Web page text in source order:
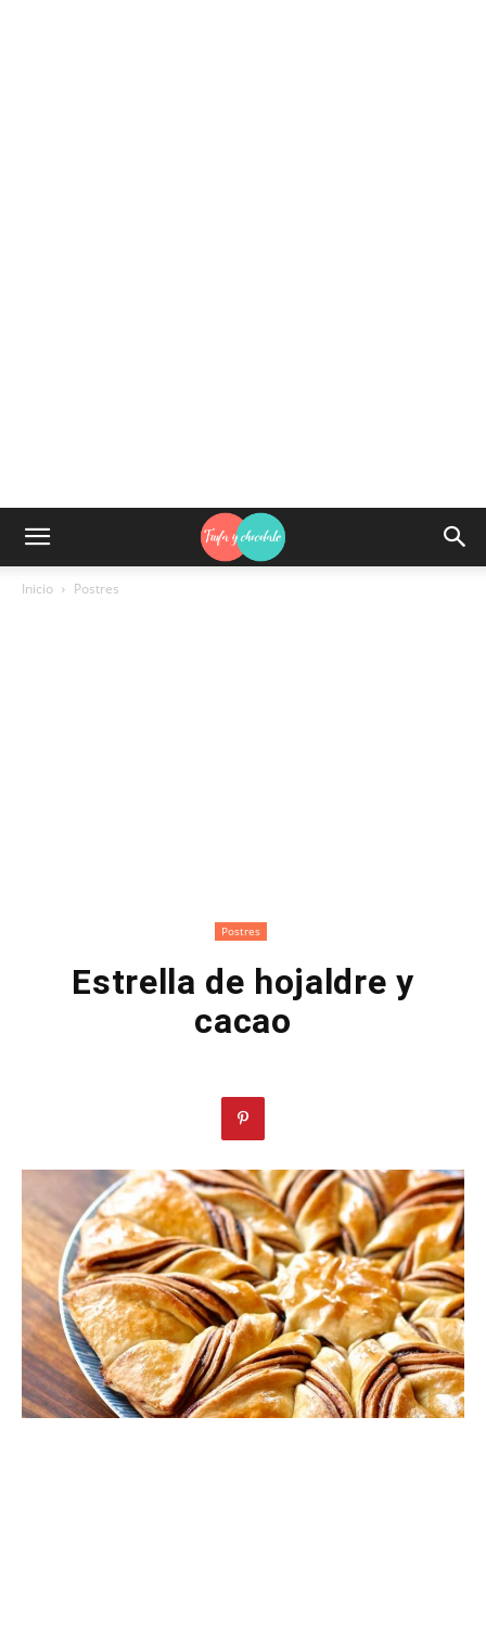
Inicio Postres
Postres
Estrella de hojaldre y
cacao